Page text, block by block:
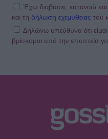
ξεχώρισε – Η Ερωφίλη
παράσταση
SHOWBIZ
κόρη! Μαζί στο τιμόνι της
Ευγενία Σαμαρά: Μαγικές
Έχω διαβάσει, κατανοώ
και τη δήλωση εχεμύθειας του
Δηλώνω υπεύθυνα ότι
βρίσκομαι υπό την εποπτεία